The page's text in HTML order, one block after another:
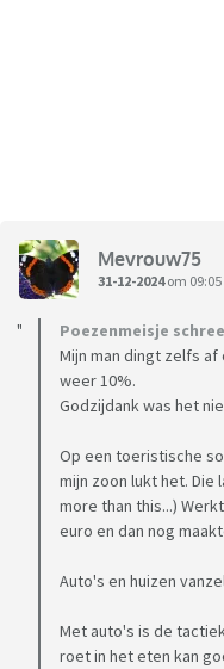
Mevrouw75
31-12-2024om 09:05
Poezenmeisje
Mijn man dingt zelfs
weer 10%.
Godzijdank was het
Op een toeristische
mijn zoon lukt het. Die
more than this...)
euro en dan nog
Auto's en huizen
Met auto's is de
roet in het eten kan